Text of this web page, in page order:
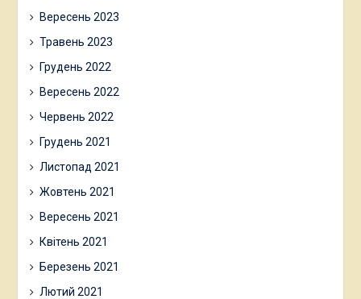
Вересень 2023
Травень 2023
Грудень 2022
Вересень 2022
Червень 2022
Грудень 2021
Листопад 2021
Жовтень 2021
Вересень 2021
Квітень 2021
Березень 2021
Лютий 2021